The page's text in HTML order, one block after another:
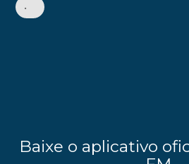
•
Baixe o aplicativo